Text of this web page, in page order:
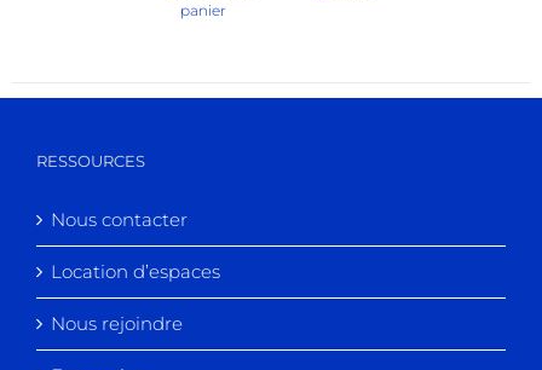
panier
RESSOURCES
Nous contacter
Location d’espaces
Nous rejoindre